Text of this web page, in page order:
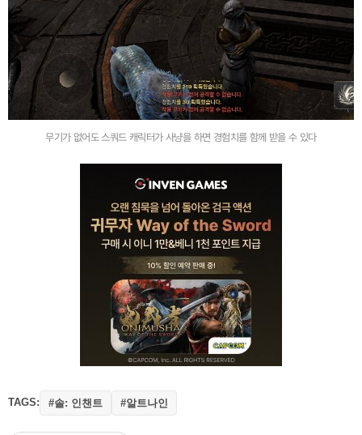
무기가 없어도 스쿼드 캐릭터가 사냥을 하면 경험치를 함께 받을 수 있다
TAGS: #솔: 인챈트 #알트나인